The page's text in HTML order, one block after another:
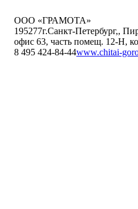
ООО «ГРАМОТА»
195277г.Санкт-Петербург,,
офис 63, часть помещ. 12-Н,
8 495 424-84-44www.chitai-